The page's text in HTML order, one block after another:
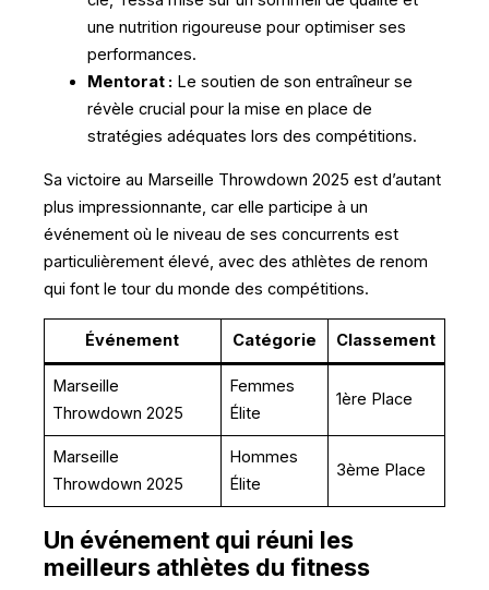
une nutrition rigoureuse pour optimiser ses
performances.
Mentorat : Le soutien de son entraîneur se
révèle crucial pour la mise en place de
stratégies adéquates lors des compétitions.
Sa victoire au Marseille Throwdown 2025 est d’autant
plus impressionnante, car elle participe à un
événement où le niveau de ses concurrents est
particulièrement élevé, avec des athlètes de renom
qui font le tour du monde des compétitions.
Événement Catégorie Classement
Marseille
Throwdown 2025
Femmes
Élite
1ère Place
Marseille
Throwdown 2025
Hommes
Élite
3ème Place
Un événement qui réuni les
meilleurs athlètes du fitness